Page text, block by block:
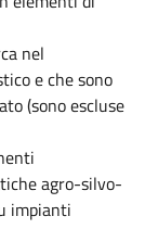
nel
e che sono
(sono escluse
agro-silvo-
impianti